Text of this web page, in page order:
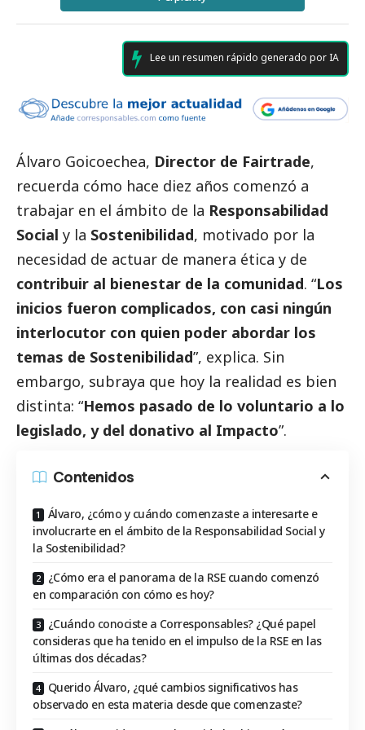
Lee un resumen rápido generado por IA
Álvaro Goicoechea, Director de Fairtrade,
recuerda cómo hace diez años comenzó a
trabajar en el ámbito de la Responsabilidad
Social y la Sostenibilidad, motivado por la
necesidad de actuar de manera ética y de
contribuir al bienestar de la comunidad. “Los
inicios fueron complicados, con casi ningún
interlocutor con quien poder abordar los
temas de Sostenibilidad”, explica. Sin
embargo, subraya que hoy la realidad es bien
distinta: “Hemos pasado de lo voluntario a lo
legislado, y del donativo al Impacto”.
Contenidos
Álvaro, ¿cómo y cuándo comenzaste a interesarte e
involucrarte en el ámbito de la Responsabilidad Social y
la Sostenibilidad?
¿Cómo era el panorama de la RSE cuando comenzó
en comparación con cómo es hoy?
¿Cuándo conociste a Corresponsables? ¿Qué papel
consideras que ha tenido en el impulso de la RSE en las
últimas dos décadas?
Querido Álvaro, ¿qué cambios significativos has
observado en esta materia desde que comenzaste?